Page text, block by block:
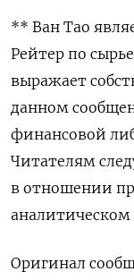
** Ван Тао
Рейтер по
выражает
данном
финансовой
Читателям
в отношении
аналитическом
Оригинал